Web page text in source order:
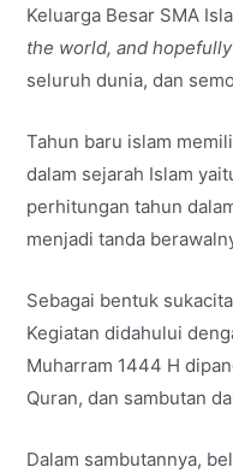
Keluarga Besar SMA
the world, and
seluruh dunia, dan
Tahun baru islam
dalam sejarah Islam
perhitungan tahun
menjadi tanda
Sebagai bentuk
Kegiatan didahului
Muharram 1444 H
Quran, dan sambutan
Dalam sambutannya,